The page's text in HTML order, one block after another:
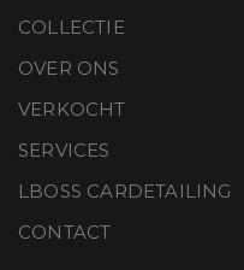
COLLECTIE
OVER ONS
VERKOCHT
SERVICES
LBOSS CARDETAILING
CONTACT